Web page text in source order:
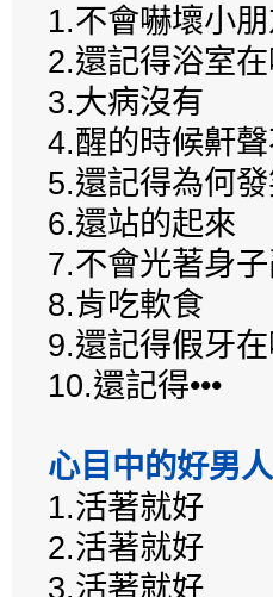
1.不會嚇壞小
2.還記得浴室
3.大病沒有
4.醒的時候鼾
5.還記得為何
6.還站的起來
7.不會光著身
8.肯吃軟食
9.還記得假牙
10.還記得•••
心目中的好男
1.活著就好
2.活著就好
3.活著就好